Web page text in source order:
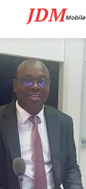
JDMMobile